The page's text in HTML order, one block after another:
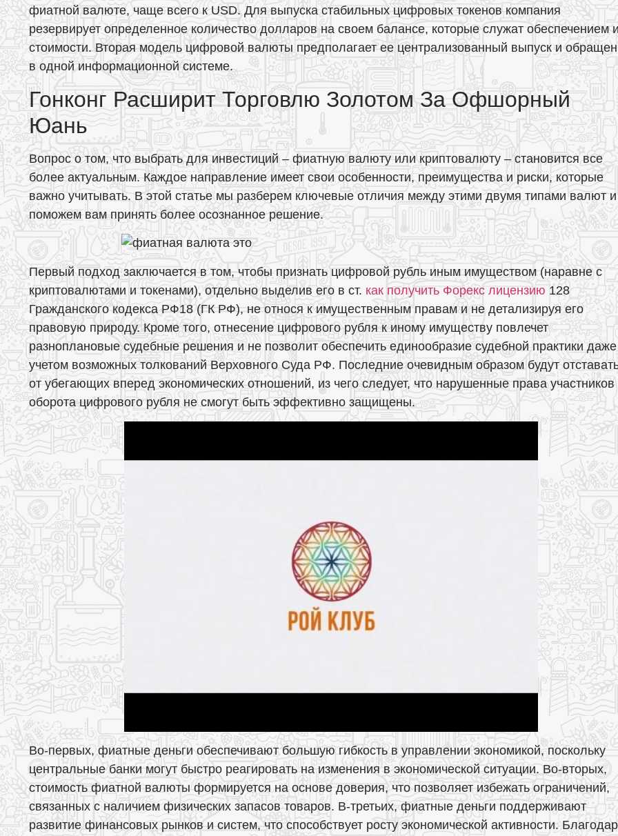
фиатной валюте, чаще всего к USD. Для выпуска стабильных цифровых токенов компания
резервирует определенное количество долларов на своем балансе, которые служат обеспечением
стоимости. Вторая модель цифровой валюты предполагает ее централизованный выпуск и
в одной информационной системе.
Гонконг Расширит Торговлю Золотом За Офшорный
Юань
Вопрос о том, что выбрать для инвестиций – фиатную валюту или криптовалюту – становится все
более актуальным. Каждое направление имеет свои особенности, преимущества и риски, которые
важно учитывать. В этой статье мы разберем ключевые отличия между этими двумя типами валют и
поможем вам принять более осознанное решение.
Первый подход заключается в том, чтобы признать цифровой рубль иным имуществом (наравне с
криптовалютами и токенами), отдельно выделив его в ст. как получить Форекс лицензию 128
Гражданского кодекса РФ18 (ГК РФ), не относя к имущественным правам и не детализируя его
правовую природу. Кроме того, отнесение цифрового рубля к иному имуществу повлечет
разноплановые судебные решения и не позволит обеспечить единообразие судебной практики
учетом возможных толкований Верховного Суда РФ. Последние очевидным образом будут
от убегающих вперед экономических отношений, из чего следует, что нарушенные права участников
оборота цифрового рубля не смогут быть эффективно защищены.
Во-первых, фиатные деньги обеспечивают большую гибкость в управлении экономикой, поскольку
центральные банки могут быстро реагировать на изменения в экономической ситуации. Во-вторых,
стоимость фиатной валюты формируется на основе доверия, что позволяет избежать ограничений,
связанных с наличием физических запасов товаров. В-третьих, фиатные деньги поддерживают
развитие финансовых рынков и систем, что способствует росту экономической активности.